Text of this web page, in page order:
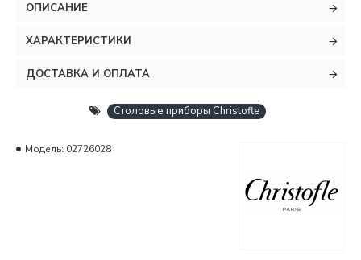
ОПИСАНИЕ
ХАРАКТЕРИСТИКИ
ДОСТАВКА И ОПЛАТА
Столовые приборы Christofle
Модель: 02726028